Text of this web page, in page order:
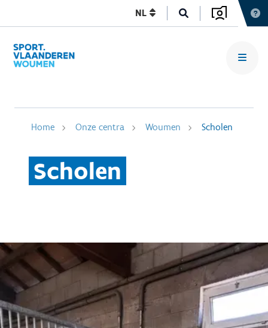
NL
Home Onze centra Woumen Scholen
Scholen